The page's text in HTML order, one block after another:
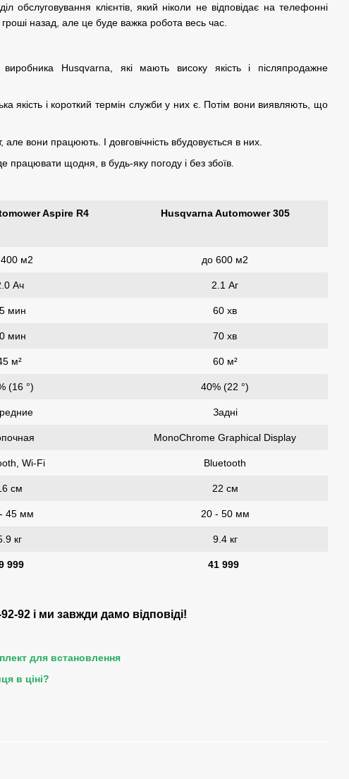
обслуговування клієнтів, який ніколи не відповідає на телефонні
назад, але це буде важка робота весь час.
виробника Husqvarna, які мають високу якість і післяпродажне
якість і короткий термін служби у них є. Потім вони виявляють, що
вони працюють. І довговічність вбудовується в них.
працювати щодня, в будь-яку погоду і без збоїв.
Aspire R4 Husqvarna Automower 305
м2 до 600 м2
Ач 2.1 Аг
мин 60 хв
мин 70 хв
м² 60 м²
(16 °) 40% (22 °)
Задні
MonoChrome Graphical Display
Wi-Fi Bluetooth
см 22 см
45 мм 20 - 50 мм
кг 9.4 кг
999 41 999
92 і ми завжди дамо відповіді!
для встановлення
в ціні?